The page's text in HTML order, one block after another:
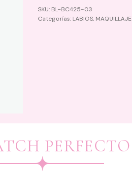
SKU: BL-BC425-03
Categorías: LABIOS, MAQUILLAJE
PERFECTO